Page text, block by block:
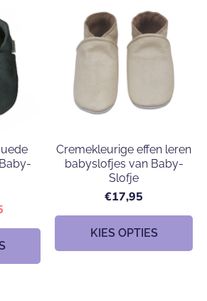
Cremekleurige effen leren
babyslofjes van Baby-
Slofje
€17,95
KIES OPTIES